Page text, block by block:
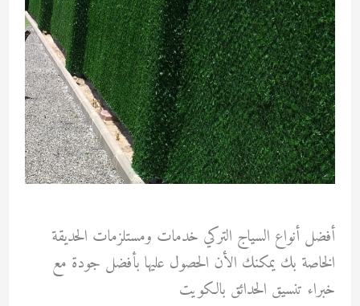
أفضل أنواع السياج التركي خدمات ومستلزمات الحديقة
الخاصة بك يمكنك الأن الحصول عليها بأفضل جودة مع
خبراء تنسيق الحدائق بالكويت